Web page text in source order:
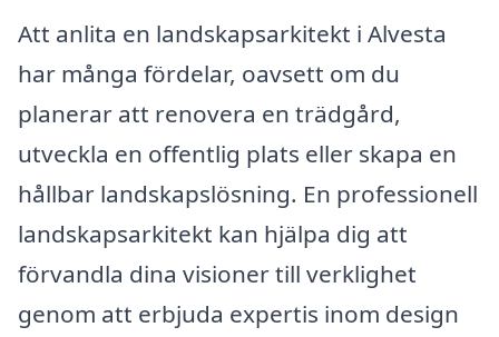
Att anlita en landskapsarkitekt i Alvesta
har många fördelar, oavsett om du
planerar att renovera en trädgård,
utveckla en offentlig plats eller skapa en
hållbar landskapslösning. En professionell
landskapsarkitekt kan hjälpa dig att
förvandla dina visioner till verklighet
genom att erbjuda expertis inom design